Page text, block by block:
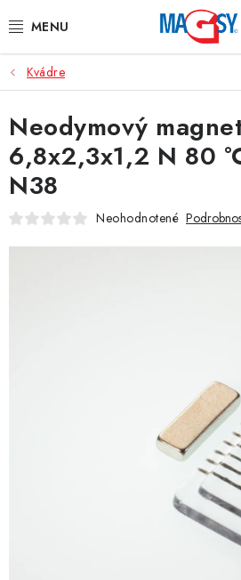
na
HLAVNÉ KATEGÓRIE
MAGNETICKÉ POMÔCKY
PRIEMYSELNÉ MAGNETY
OSTATNÉ MAGNETY
Kvádre
Neodymový
6,8x2,3x1,2 N 80
N38
Neohodnotené